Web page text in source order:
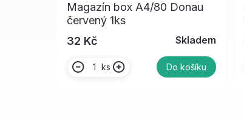
Magazín box A4/80 Donau
červený 1ks
32 Kč
Skladem
ks Do košíku